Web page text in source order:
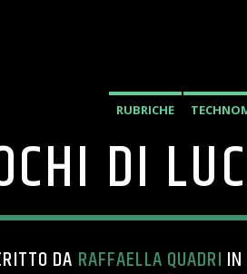
RUBRICHE
DI
DA RAFFAELLA QUADRI